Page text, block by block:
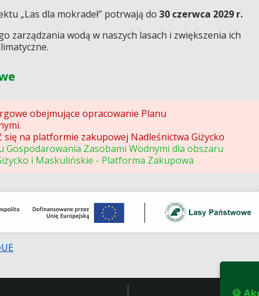
„Las dla mokradeł” potrwają do 30 czerwca 2029 r.
zarządzania wodą w naszych lasach i zwiększenia ich
obejmujące opracowanie Planu
na platformie zakupowej Nadleśnictwa Giżycko
Gospodarowania Zasobami Wodnymi dla obszaru
i Maskulińskie - Platforma Zakupowa
🍪